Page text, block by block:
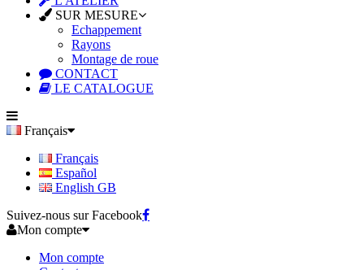
SUR MESURE
Echappement
Rayons
Montage de roue
CONTACT
LE CATALOGUE
Français
Français
Español
English GB
Suivez-nous sur Facebook
Mon compte
Mon compte